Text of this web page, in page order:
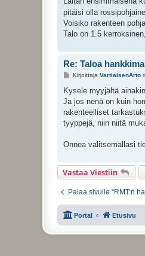
pitäisi olla
Voisiko rakenteen
Talo on 1.5
Re: Taloa
V
e
s
t
i
Kirjoittaja VartiaisenArto»
Kysele myyjältä
Ja jos nenä on kuin
rakenteelliset
tyyppejä, niin niitä
Onnea valitsemallasi
Vastaa Viestiin
Palaa sivulle “RMT:n
Portal Etusivu